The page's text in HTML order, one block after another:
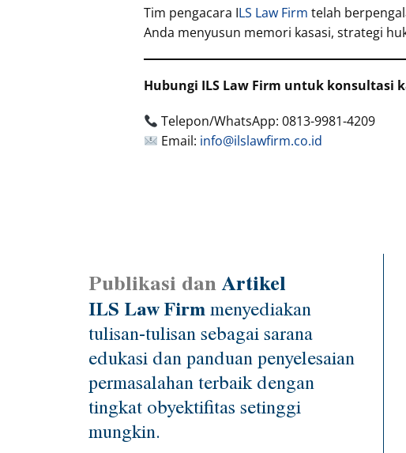
Tim pengacara ILS Law Firm telah
Anda menyusun memori kasasi, strategi
Hubungi ILS Law Firm untuk konsultasi
Telepon/WhatsApp: 0813-9981-4209
Email: info@ilslawfirm.co.id
Publikasi danArtikel
ILS Law Firmmenyediakan
tulisan-tulisan sebagai sarana
edukasi dan panduan penyelesaian
permasalahan terbaik dengan
tingkat obyektifitas setinggi
mungkin.